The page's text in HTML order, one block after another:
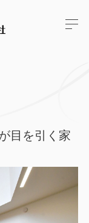
目を引く家